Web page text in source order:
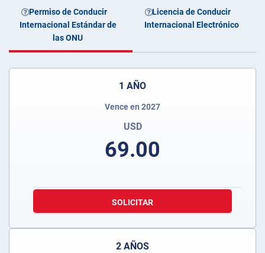
Permiso de Conducir
Internacional Estándar de
las ONU
Licencia de Conducir
Internacional Electrónico
1 AÑO
Vence en 2027
USD
69.00
SOLICITAR
2 AÑOS